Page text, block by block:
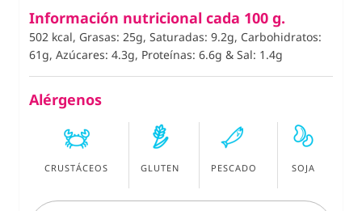
Información nutricional cada 100 g.
502 kcal, Grasas: 25g, Saturadas: 9.2g, Carbohidratos:
61g, Azúcares: 4.3g, Proteínas: 6.6g & Sal: 1.4g
Alérgenos
CRUSTÁCEOS GLUTEN PESCADO SOJA